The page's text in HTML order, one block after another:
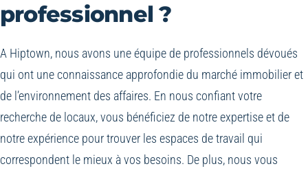
professionnel ?
A Hiptown, nous avons une équipe de professionnels dévoués
qui ont une connaissance approfondie du marché immobilier et
de l’environnement des affaires. En nous confiant votre
recherche de locaux, vous bénéficiez de notre expertise et de
notre expérience pour trouver les espaces de travail qui
correspondent le mieux à vos besoins. De plus, nous vous